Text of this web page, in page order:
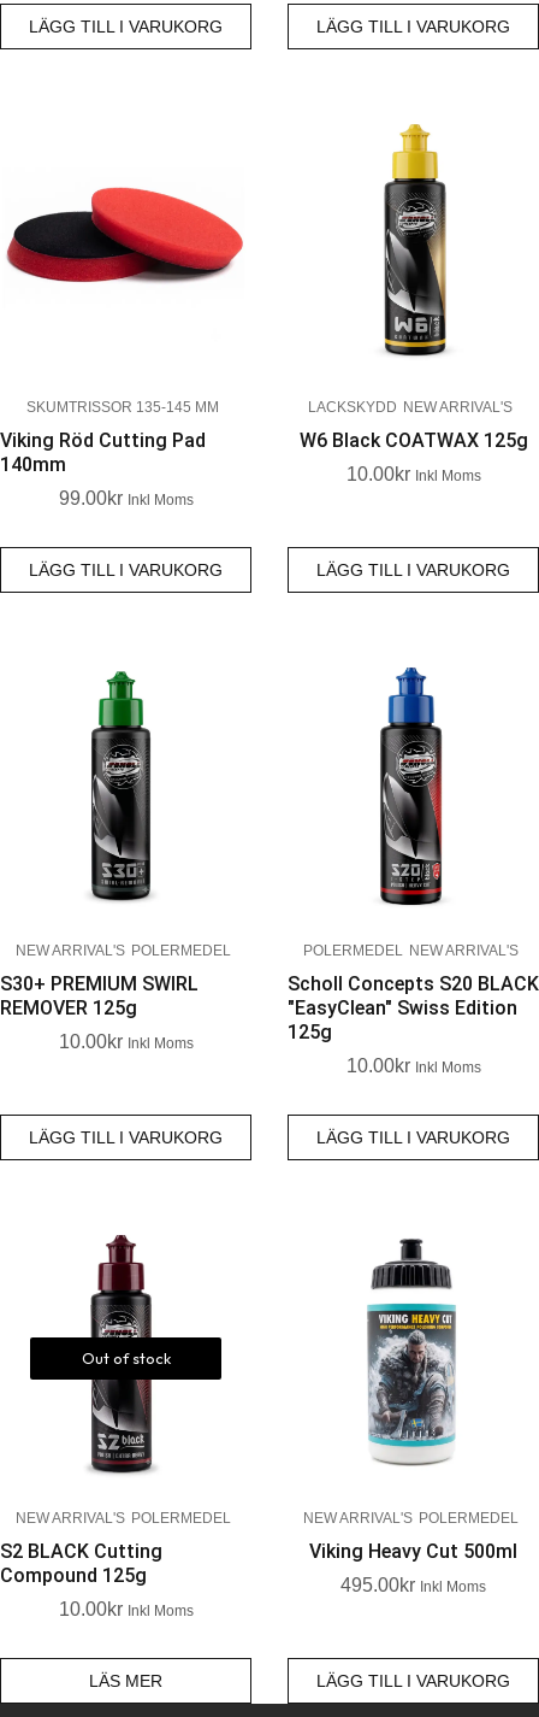
LÄGG TILL I VARUKORG LÄGG TILL I VARUKORG
SKUMTRISSOR 135-145 MM
Viking Röd Cutting Pad
140mm
99.00Kr Inkl Moms
LÄGG TILL I VARUKORG
LACKSKYDD NEW ARRIVAL'S
W6 Black COATWAX 125g
10.00Kr Inkl Moms
LÄGG TILL I VARUKORG
NEW ARRIVAL'S POLERMEDEL
S30+ PREMIUM SWIRL
REMOVER 125g
10.00Kr Inkl Moms
LÄGG TILL I VARUKORG
POLERMEDEL NEW ARRIVAL'S
Scholl Concepts S20 BLACK
"EasyClean" Swiss Edition
125g
10.00Kr Inkl Moms
LÄGG TILL I VARUKORG
Out of stock
NEW ARRIVAL'S POLERMEDEL
S2 BLACK Cutting
Compound 125g
10.00Kr Inkl Moms
LÄS MER
NEW ARRIVAL'S POLERMEDEL
Viking Heavy Cut 500ml
495.00Kr Inkl Moms
LÄGG TILL I VARUKORG